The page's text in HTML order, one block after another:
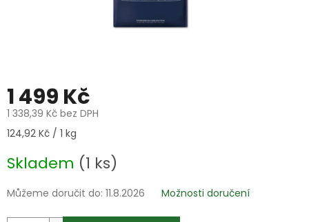
1 499 Kč
1 338,39 Kč bez DPH
Měrná
124,92 Kč / 1 kg
Skladem (1 ks)
Můžeme doručit do: 11.8.2026 Možnosti doručení